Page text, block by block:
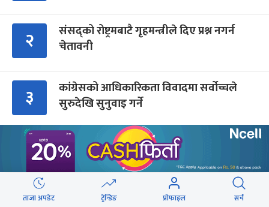
२
संसद्को रोष्ट्रमबाटै गृहमन्त्रीले दिए प्रश्न नगर्न
चेतावनी
३
कांग्रेसको आधिकारिकता विवादमा सर्वोच्चले
सुरुदेखि सुनुवाइ गर्ने
४
अब सर्वोच्चले कसरी गर्छ कांग्रेस विवादको
सुनुवाइ ?
शेरबहादुर देउवा साउन २६ गते स्वदेश फर्किने
ताजा अपडेट ट्रेन्डिङ प्रोफाइल सर्च